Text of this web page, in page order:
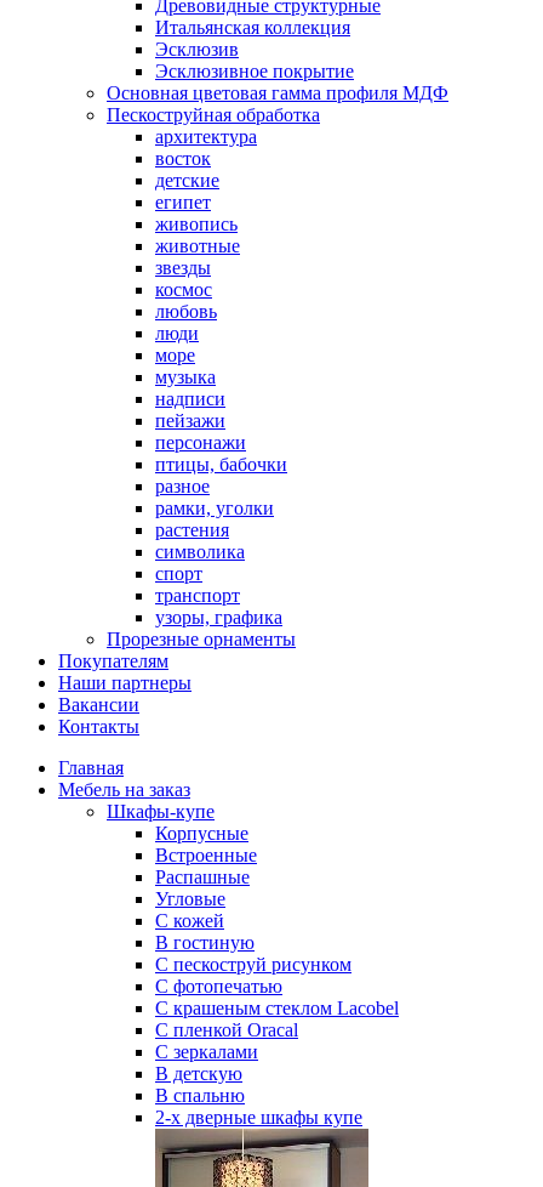
Древовидные структурные
Итальянская коллекция
Эсклюзив
Эсклюзивное покрытие
Основная цветовая гамма профиля МДФ
Пескоструйная обработка
архитектура
восток
детские
египет
живопись
животные
звезды
космос
любовь
люди
море
музыка
надписи
пейзажи
персонажи
птицы, бабочки
разное
рамки, уголки
растения
символика
спорт
транспорт
узоры, графика
Прорезные орнаменты
Покупателям
Наши партнеры
Вакансии
Контакты
Главная
Мебель на заказ
Шкафы-купе
Корпусные
Встроенные
Распашные
Угловые
С кожей
В гостиную
С пескоструй рисунком
С фотопечатью
С крашеным стеклом Lacobel
С пленкой Oracal
С зеркалами
В детскую
В спальню
2-х дверные шкафы купе